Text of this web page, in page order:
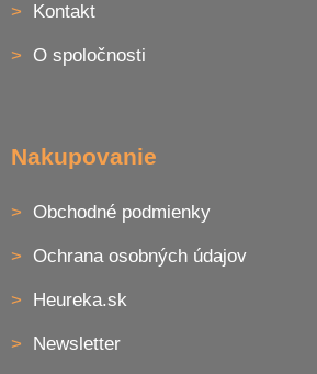
Kontakt
O spoločnosti
Nakupovanie
Obchodné podmienky
Ochrana osobných údajov
Heureka.sk
Newsletter